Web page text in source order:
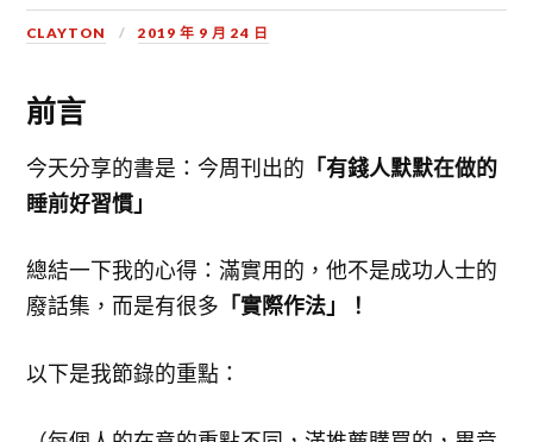
CLAYTON 2019 年 9 月 24 日
前言
今天分享的書是：今周刊出的 「有錢人默默在做的
睡前好習慣」
總結一下我的心得：滿實用的，他不是成功人士的
廢話集，而是有很多 「實際作法」！
以下是我節錄的重點：